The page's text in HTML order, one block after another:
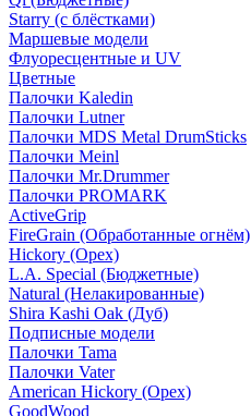
Starry (с блёстками)
Маршевые модели
Флуоресцентные и UV
Цветные
Палочки Kaledin
Палочки Lutner
Палочки MDS Metal DrumSticks
Палочки Meinl
Палочки Mr.Drummer
Палочки PROMARK
ActiveGrip
FireGrain (Обработанные огнём)
Hickory (Орех)
L.A. Special (Бюджетные)
Natural (Нелакированные)
Shira Kashi Oak (Дуб)
Подписные модели
Палочки Tama
Палочки Vater
American Hickory (Орех)
GoodWood